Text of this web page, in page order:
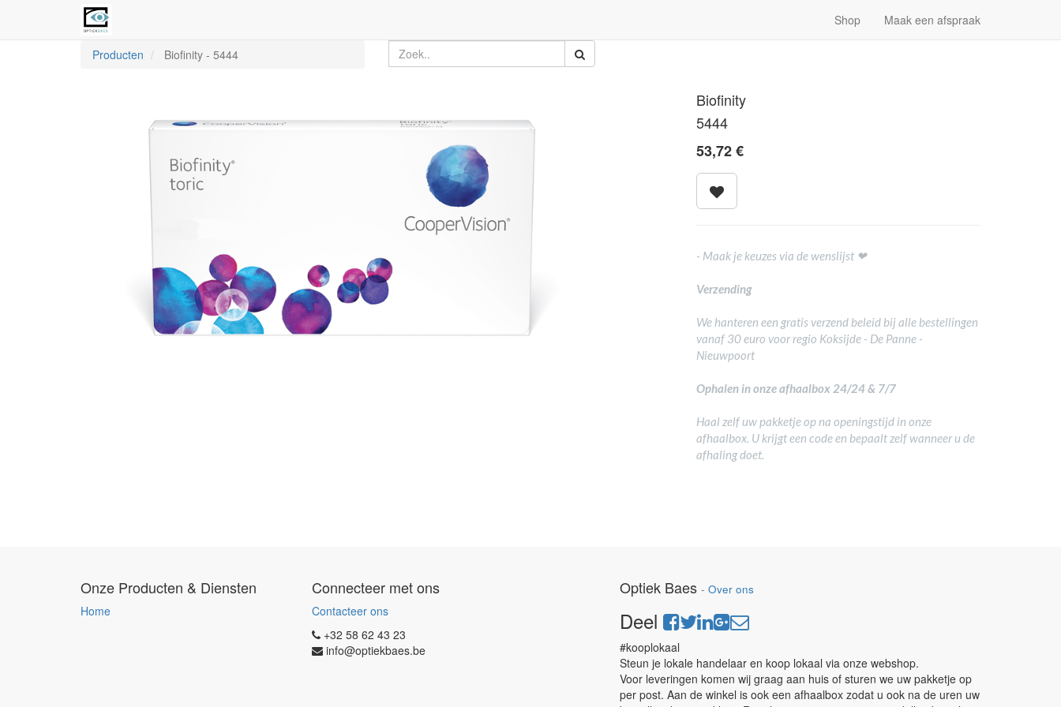
Shop Maak een afspraak
Producten Biofinity - 5444
Biofinity
5444
53,72€
- Maak je keuzes via de wenslijst ❤
Verzending
We hanteren een gratis verzend beleid bij alle bestellingen
vanaf 30 euro voor regio Koksijde - De Panne -
Nieuwpoort
Ophalen in onze afhaalbox 24/24 & 7/7
Haal zelf uw pakketje op na openingstijd in onze
afhaalbox. U krijgt een code en bepaalt zelf wanneer u de
afhaling doet.
Onze Producten & Diensten
Home
Connecteer met ons
Contacteer ons
+32 58 62 43 23
info@optiekbaes.be
Optiek Baes - Over ons
Deel
#kooplokaal
Steun je lokale handelaar en koop lokaal via onze webshop.
Voor leveringen komen wij graag aan huis of sturen we uw pakketje op
per post. Aan de winkel is ook een afhaalbox zodat u ook na de uren uw